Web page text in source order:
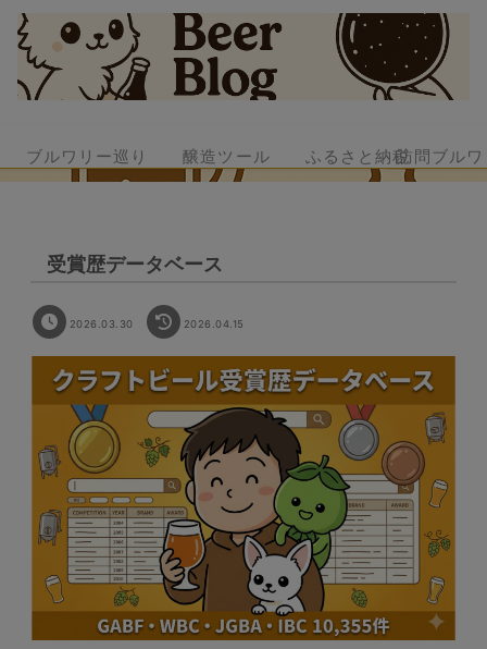
ブルワリー巡り 醸造ツール ふるさと納税訪問ブル
受賞歴データベース
2026.03.30 2026.04.15